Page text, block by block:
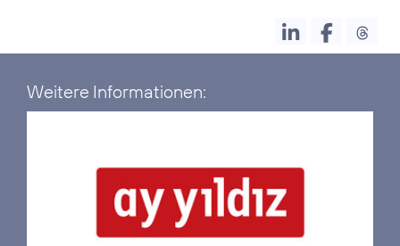
Weitere Informationen: